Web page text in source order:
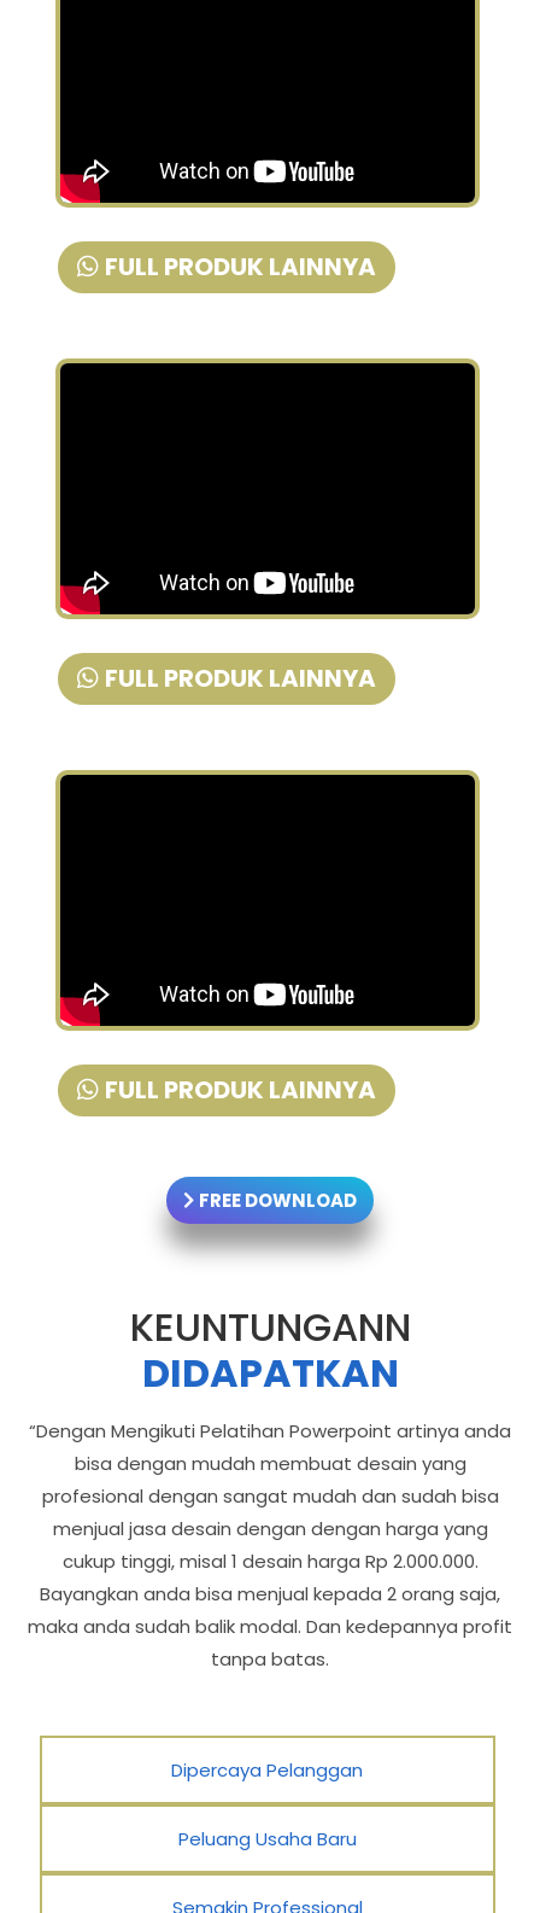
FULL PRODUK LAINNYA
FULL PRODUK LAINNYA
FULL PRODUK LAINNYA
FREE DOWNLOAD
KEUNTUNGANN
DIDAPATKAN
“Dengan Mengikuti Pelatihan Powerpoint artinya anda
bisa dengan mudah membuat desain yang
profesional dengan sangat mudah dan sudah bisa
menjual jasa desain dengan dengan harga yang
cukup tinggi, misal 1 desain harga Rp 2.000.000.
Bayangkan anda bisa menjual kepada 2 orang saja,
maka anda sudah balik modal. Dan kedepannya profit
tanpa batas.
Dipercaya Pelanggan
Peluang Usaha Baru
Semakin Professional